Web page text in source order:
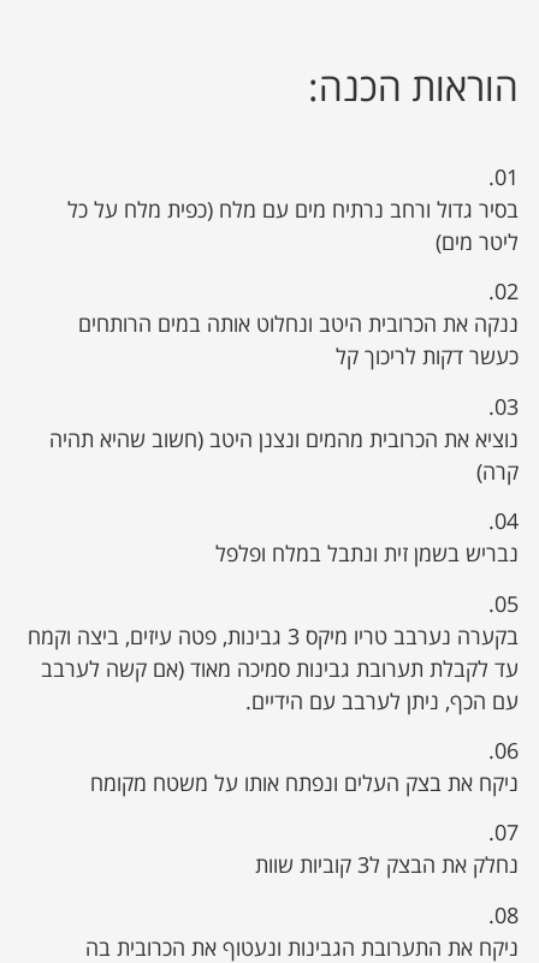
הוראות הכנה:
01.
בסיר גדול ורחב נרתיח מים עם מלח (כפית מלח על כל
ליטר מים)
02.
ננקה את הכרובית היטב ונחלוט אותה במים הרותחים
כעשר דקות לריכוך קל
03.
נוציא את הכרובית מהמים ונצנן היטב (חשוב שהיא תהיה
קרה)
04.
נבריש בשמן זית ונתבל במלח ופלפל
05.
בקערה נערבב טריו מיקס 3 גבינות, פטה עיזים, ביצה וקמח
עד לקבלת תערובת גבינות סמיכה מאוד (אם קשה לערבב
עם הכף, ניתן לערבב עם הידיים.
06.
ניקח את בצק העלים ונפתח אותו על משטח מקומח
07.
נחלק את הבצק ל3 קוביות שוות
08.
ניקח את התערובת הגבינות ונעטוף את הכרובית בה